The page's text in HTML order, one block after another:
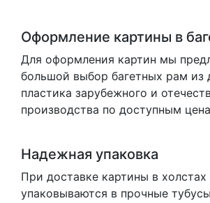
Оформление картины в
Для оформления картин мы
большой выбор багетных рам из
пластика зарубежного и
производства по доступным
Надежная упаковка
При доставке картины в холстах
упаковываются в прочные